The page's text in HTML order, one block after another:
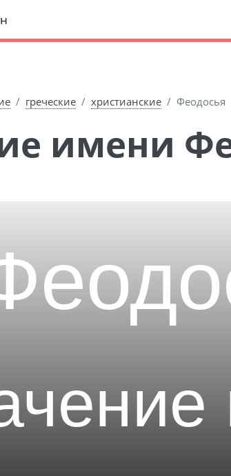
греческие христианские Феодосья
имени